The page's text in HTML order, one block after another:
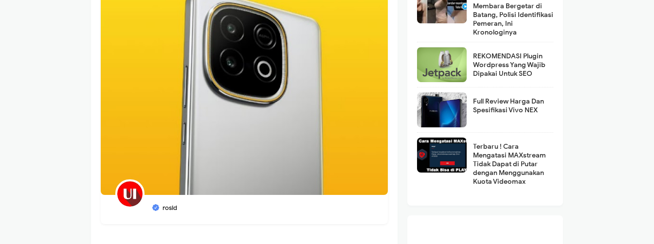
rosid
Membara Bergetar di
Batang, Polisi Identifikasi
Pemeran, Ini
Kronologinya
REKOMENDASI Plugin
Wordpress Yang Wajib
Dipakai Untuk SEO
Full Review Harga Dan
Spesifikasi Vivo NEX
Terbaru ! Cara
Mengatasi MAXstream
Tidak Dapat di Putar
dengan Menggunakan
Kuota Videomax